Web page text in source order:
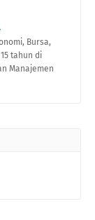
Bursa,
tahun di
Manajemen